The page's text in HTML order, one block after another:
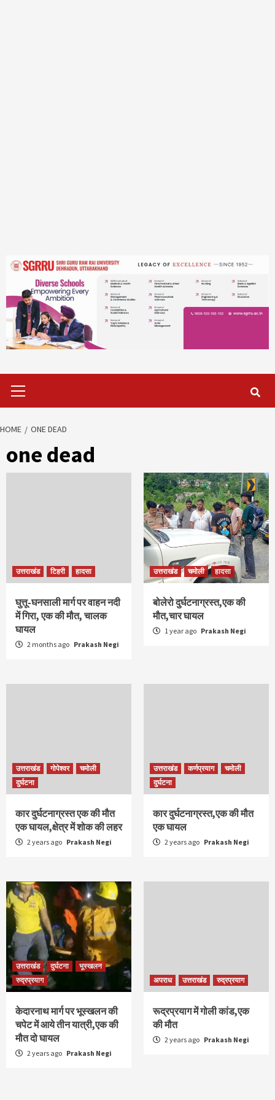
Menu
HOME ONE DEAD
one dead
उत्तराखंड टिहरी हादसा
घुत्तू-घनसाली मार्ग पर वाहन नदी
में गिरा, एक की मौत, चालक
घायल
2 months ago Prakash Negi
उत्तराखंड चमोली हादसा
बोलेरो दुर्घटनाग्रस्त,एक की
मौत,चार घायल
1 year ago Prakash Negi
उत्तराखंड गोपेश्वर
चमोली
दुर्घटना
कार दुर्घटनाग्रस्त एक की मौत
एक घायल,क्षेत्र में शोक की लहर
2 years ago Prakash Negi
उत्तराखंड कर्णप्रयाग
चमोली
दुर्घटना
कार दुर्घटनाग्रस्त,एक की मौत
एक घायल
2 years ago Prakash Negi
उत्तराखंड दुर्घटना
भूस्खलन
रुद्रप्रयाग
केदारनाथ मार्ग पर भूस्खलन की
चपेट में आये तीन यात्री,एक की
मौत दो घायल
2 years ago Prakash Negi
अपराध उत्तराखंड रुद्रप्रयाग
रूद्रप्रयाग में गोली कांड,एक
की मौत
2 years ago Prakash Negi